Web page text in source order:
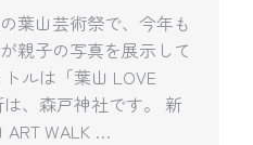
葉山芸術祭で、今年も
親子の写真を展示して
ルは「葉山 LOVE
は、森戸神社です。 新
ART WALK …